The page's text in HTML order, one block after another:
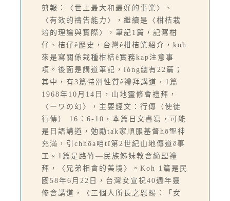
剪報：〈世上最大和最好的事業〉、
〈有效的禱告能力〉，繼續是〈柑桔栽
培的理論與實際〉，筆記1篇，記寫柑
仔、桔仔ê歷史，台灣ê柑桔業紹介，koh
來是寫關係栽種柑桔ê實務kap注意事
項。後面是講道筆記，lóng總有22篇；
其中，有3篇特別性質ê禮拜講道，1篇
1968年10月14日，山地靈修會禮拜，
〈ーワの幻〉，主要經文：行傳（使徒
行傳） 16：6-10，本篇日文書寫，可能
是日語講道，勉勵ta̍k家順服基督hō͘聖神
充滿，引chhōa咱tī第2世紀山地傳道ê事
工。1篇是路竹—民族姊妹教會締盟禮
拜，〈兄弟相會的美境〉。Koh 1篇是民
國58年6月22日，台灣女宣祝40週年靈
修會講道，〈三個人所長之恩賜：「女